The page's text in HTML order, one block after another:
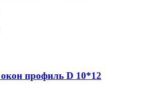
профиль D 10*12